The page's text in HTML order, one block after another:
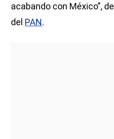
acabando con México”,
del PAN.